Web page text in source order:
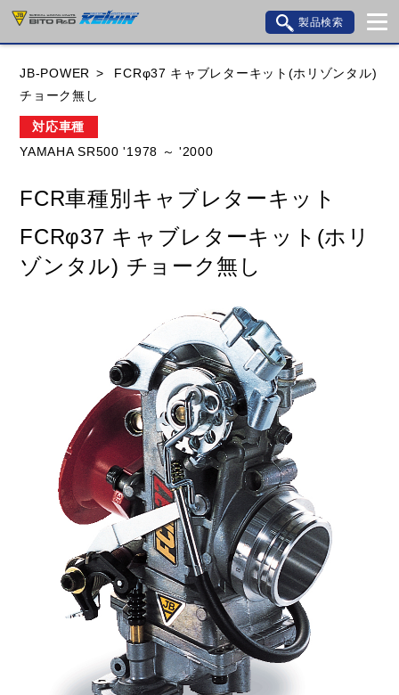
製品検索
車種検索
HONDA YAMAHA
KAWASAKI BMW DUCATI GILERA
HUSQVANA KTM MOTO GUZZI
TRIUMPH
閉じる
JB-POWER
FCRφ37 キャブレターキット(ホリゾンタル)
チョーク無し
対応車種
YAMAHA SR500 '1978 ～ '2000
FCR車種別キャブレターキット
FCRφ37 キャブレターキット(ホリ
ゾンタル) チョーク無し